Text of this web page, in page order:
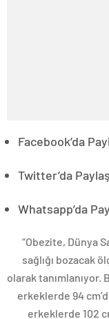
Facebook’da
Twitter’da Paylaş
Whatsapp’da
“Obezite, Dünya
sağlığı bozacak
olarak tanımlanıyor.
erkeklerde 94
erkeklerde 102